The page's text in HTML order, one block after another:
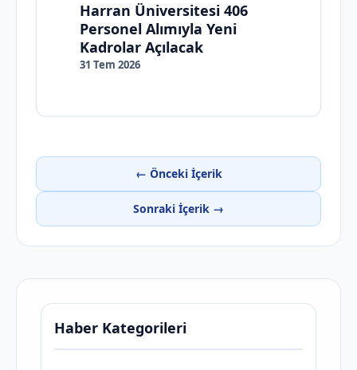
Harran Üniversitesi 406
Personel Alımıyla Yeni
Kadrolar Açılacak
31 Tem 2026
← Önceki İçerik
Sonraki İçerik →
Haber Kategorileri